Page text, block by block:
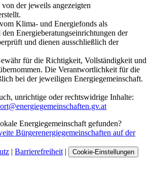
der jeweils angezeigten
Klima- und Energiefonds als
Energieberatungseinrichtungen der
und dienen ausschließlich der
für die Richtigkeit, Vollständigkeit und
Die Verantwortlichkeit für die
bei der jeweiligen Energiegemeinschaft.
unrichtige oder rechtswidrige Inhalte:
Energiegemeinschaft gefunden?
Bürgerenergiegemeinschaften auf der
| Barrierefreiheit | Cookie-Einstellungen